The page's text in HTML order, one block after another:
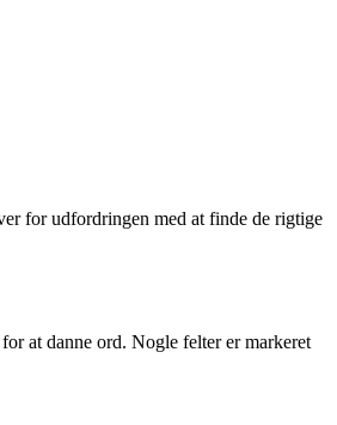
for udfordringen med at finde de rigtige
at danne ord. Nogle felter er markeret